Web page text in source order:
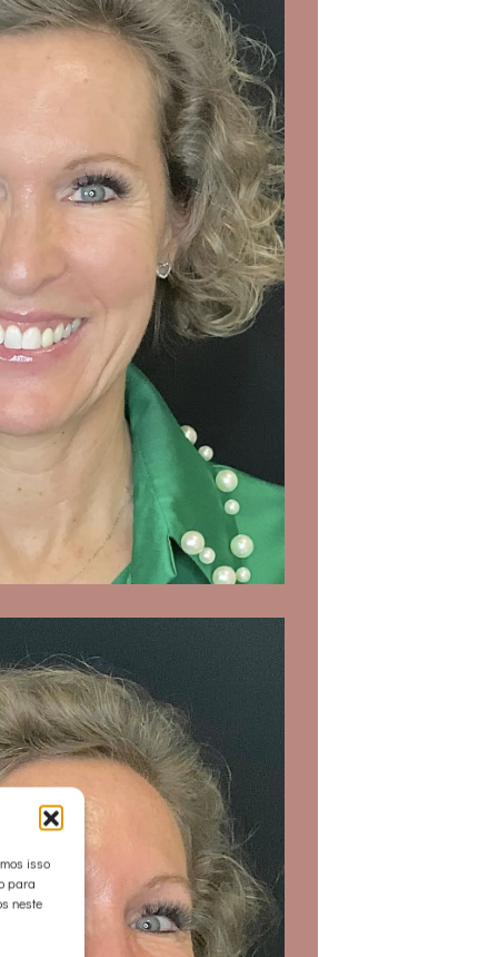
isso
para
neste